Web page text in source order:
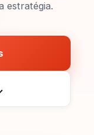
estratégia.